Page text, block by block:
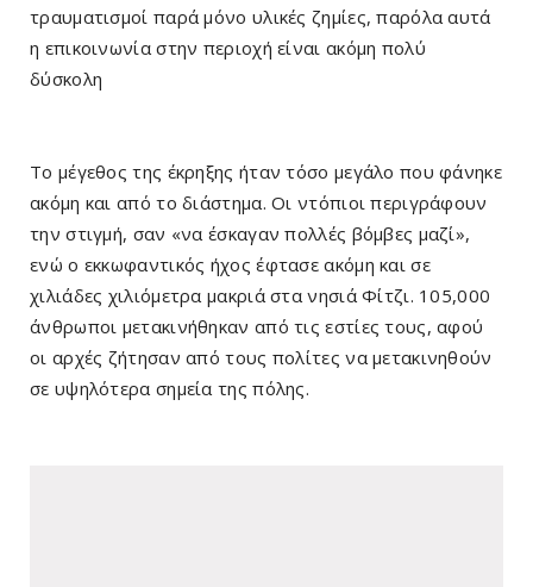
τραυματισμοί παρά μόνο υλικές ζημίες, παρόλα αυτά
η επικοινωνία στην περιοχή είναι ακόμη πολύ
δύσκολη
Το μέγεθος της έκρηξης ήταν τόσο μεγάλο που φάνηκε
ακόμη και από το διάστημα. Οι ντόπιοι περιγράφουν
την στιγμή, σαν «να έσκαγαν πολλές βόμβες μαζί»,
ενώ ο εκκωφαντικός ήχος έφτασε ακόμη και σε
χιλιάδες χιλιόμετρα μακριά στα νησιά Φίτζι. 105,000
άνθρωποι μετακινήθηκαν από τις εστίες τους, αφού
οι αρχές ζήτησαν από τους πολίτες να μετακινηθούν
σε υψηλότερα σημεία της πόλης.